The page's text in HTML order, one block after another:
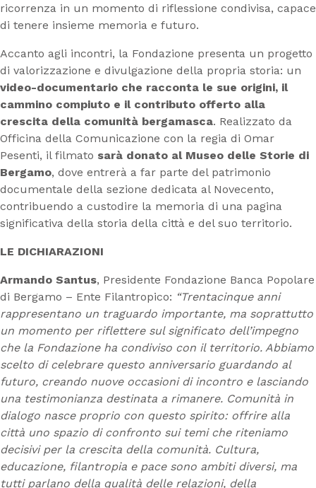
ricorrenza in un momento di riflessione condivisa, capace
di tenere insieme memoria e futuro.
Accanto agli incontri, la Fondazione presenta un progetto
di valorizzazione e divulgazione della propria storia: un
video-documentario che racconta le sue origini, il
cammino compiuto e il contributo offerto alla
crescita della comunità bergamasca. Realizzato da
Officina della Comunicazione con la regia di Omar
Pesenti, il filmato sarà donato al Museo delle Storie di
Bergamo, dove entrerà a far parte del patrimonio
documentale della sezione dedicata al Novecento,
contribuendo a custodire la memoria di una pagina
significativa della storia della città e del suo territorio.
LE DICHIARAZIONI
Armando Santus, Presidente Fondazione Banca Popolare
di Bergamo – Ente Filantropico: “Trentacinque anni
rappresentano un traguardo importante, ma soprattutto
un momento per riflettere sul significato dell’impegno
che la Fondazione ha condiviso con il territorio. Abbiamo
scelto di celebrare questo anniversario guardando al
futuro, creando nuove occasioni di incontro e lasciando
una testimonianza destinata a rimanere. Comunità in
dialogo nasce proprio con questo spirito: offrire alla
città uno spazio di confronto sui temi che riteniamo
decisivi per la crescita della comunità. Cultura,
educazione, filantropia e pace sono ambiti diversi, ma
tutti parlano della qualità delle relazioni, della